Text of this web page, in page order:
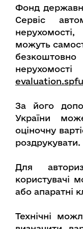
Фонд
Сервіс
можуть
За його
України
оціночну
роздрукувати.
Для
користувачі
або апаратні
Технічні